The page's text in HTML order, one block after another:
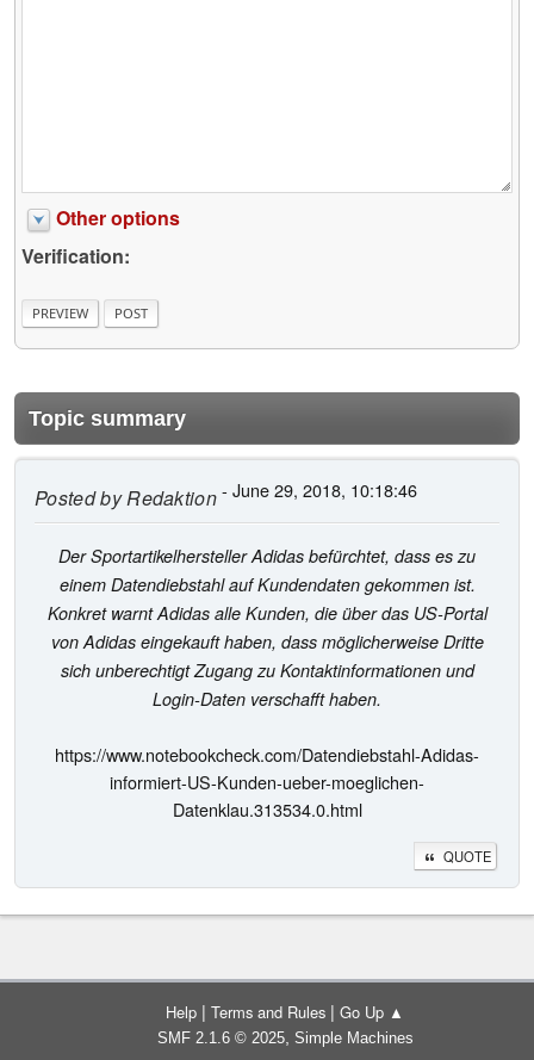
Other options
Verification:
Topic summary
Posted byRedaktion- June 29, 2018, 10:18:46
Der Sportartikelhersteller Adidas befürchtet, dass es zu
einem Datendiebstahl auf Kundendaten gekommen ist.
Konkret warnt Adidas alle Kunden, die über das US-Portal
von Adidas eingekauft haben, dass möglicherweise Dritte
sich unberechtigt Zugang zu Kontaktinformationen und
Login-Daten verschafft haben.
https://www.notebookcheck.com/Datendiebstahl-Adidas-
informiert-US-Kunden-ueber-moeglichen-
Datenklau.313534.0.html
QUOTE
Help | Terms and Rules | Go Up ▲
SMF 2.1.6 © 2025, Simple Machines